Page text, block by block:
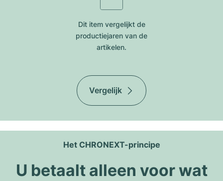
Dit item vergelijkt de
productiejar​en van de
artikelen.
Vergelijk
Het CHRONEXT-principe
U betaalt alleen voor wat